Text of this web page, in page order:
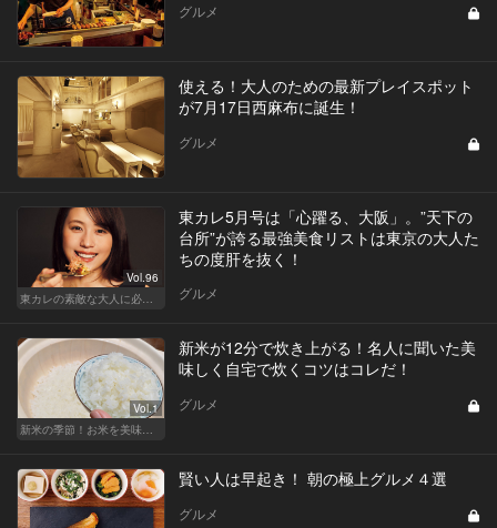
グルメ
使える！大人のための最新プレイスポット
が7月17日西麻布に誕生！
グルメ
Vol.96
東カレ5月号は「心躍る、大阪」。”天下の
台所”が誇る最強美食リストは東京の大人た
ちの度肝を抜く！
グルメ
Vol.1
新米が12分で炊き上がる！名人に聞いた美
味しく自宅で炊くコツはコレだ！
グルメ
賢い人は早起き！ 朝の極上グルメ４選
グルメ